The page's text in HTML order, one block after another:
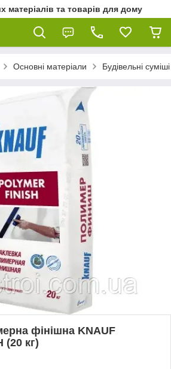
матеріалів та товарів для дому
Основні матеріали Будівельні суміші
фінішна KNAUF
(20 кг)